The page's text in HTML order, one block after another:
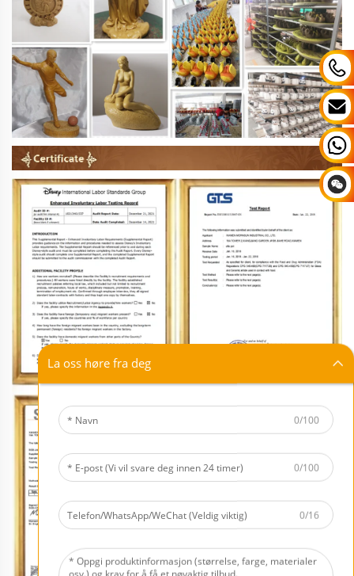
La oss høre fra deg
0/100
0/100
0/16